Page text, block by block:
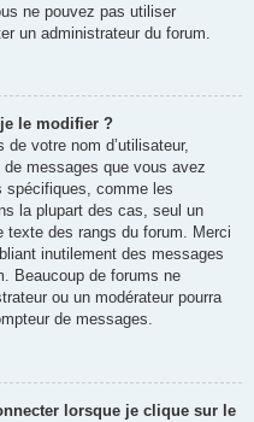
ne pouvez pas utiliser
un administrateur du forum.
le modifier ?
votre nom d’utilisateur,
messages que vous avez
spécifiques, comme les
la plupart des cas, seul un
texte des rangs du forum. Merci
inutilement des messages
Beaucoup de forums ne
ou un modérateur pourra
de messages.
lorsque je clique sur le